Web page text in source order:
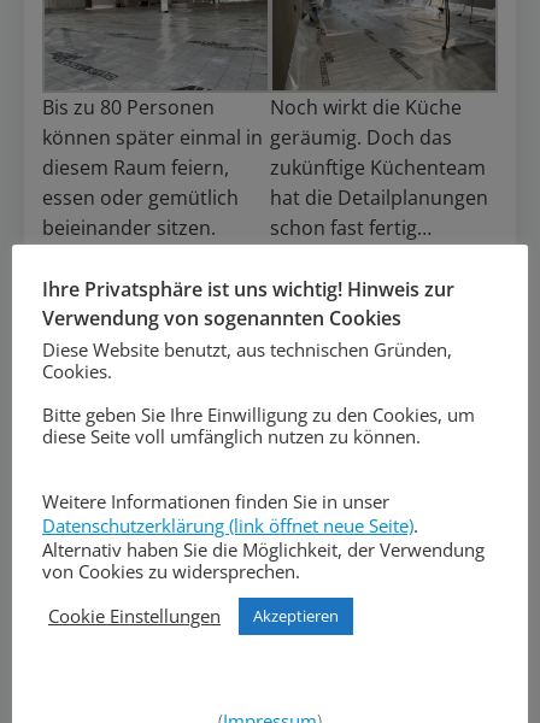
Bis zu 80 Personen
können später einmal in
diesem Raum feiern,
essen oder gemütlich
beieinander sitzen.
Noch wirkt die Küche
geräumig. Doch das
zukünftige Küchenteam
hat die Detailplanungen
schon fast fertig…
Ein weiterer Blick in den
großen Saal.
An mehreren Stellen
werden sanitäre Anlagen
entstehen. Hier zum
Ihre Privatsphäre ist uns wichtig! Hinweis zur
Verwendung von sogenannten Cookies
Diese Website benutzt, aus technischen Gründen,
Cookies.
Bitte geben Sie Ihre Einwilligung zu den Cookies, um
diese Seite voll umfänglich nutzen zu können.
Weitere Informationen finden Sie in unser
Datenschutzerklärung (link öffnet neue Seite).
Alternativ haben Sie die Möglichkeit, der Verwendung
von Cookies zu widersprechen.
Cookie Einstellungen
Akzeptieren